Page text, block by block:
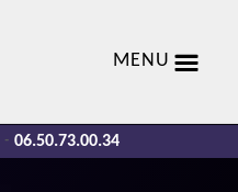
MENU
- 06.50.73.00.34